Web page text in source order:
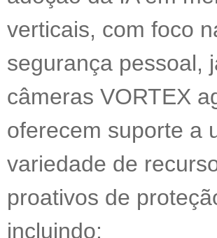
verticais, com foco
segurança pessoal,
câmeras VORTEX
oferecem suporte a
variedade de
proativos de
incluindo: